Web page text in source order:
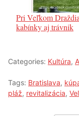
Pri Veľkom
kabínky aj trávnik
Categories: Kultúra,
Tags: Bratislava,
pláž, revitalizácia,